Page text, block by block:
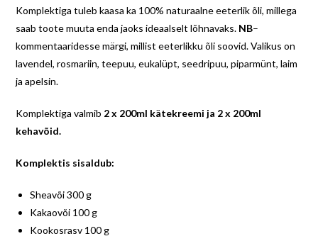
Komplektiga tuleb kaasa ka 100% naturaalne eeterlik õli, millega
saab toote muuta enda jaoks ideaalselt lõhnavaks. NB–
kommentaaridesse märgi, millist eeterlikku õli soovid. Valikus on
lavendel, rosmariin, teepuu, eukalüpt, seedripuu, piparmünt, laim
ja apelsin.
Komplektiga valmib 2 x 200ml kätekreemi ja 2 x 200ml
kehavõid.
Komplektis sisaldub:
Sheavõi 300 g
Kakaovõi 100 g
Kookosrasv 100 g